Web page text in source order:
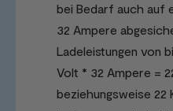
bei Bedarf auch auf
32 Ampere
Ladeleistungen von
Volt * 32 Ampere =
beziehungsweise 22